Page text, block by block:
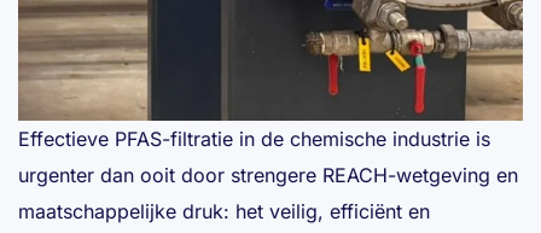
Effectieve PFAS-filtratie in de chemische industrie is
urgenter dan ooit door strengere REACH-wetgeving en
maatschappelijke druk: het veilig, efficiënt en